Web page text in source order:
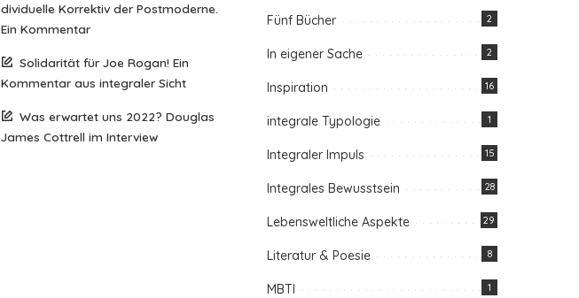
dividuelle Korrektiv der Postmoderne.
Ein Kommentar
Solidarität für Joe Rogan! Ein
Kommentar aus integraler Sicht
Was erwartet uns 2022? Douglas
James Cottrell im Interview
Fünf Bücher 2
In eigener Sache 2
Inspiration 16
integrale Typologie 1
Integraler Impuls 15
Integrales Bewusstsein 28
Lebensweltliche Aspekte 29
Literatur & Poesie 8
MBTI 1